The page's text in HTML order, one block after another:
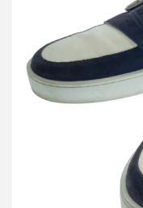
マノロブラニク ス